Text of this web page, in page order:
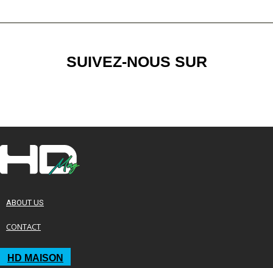
SUIVEZ-NOUS SUR
ABOUT US
CONTACT
HD MAISON